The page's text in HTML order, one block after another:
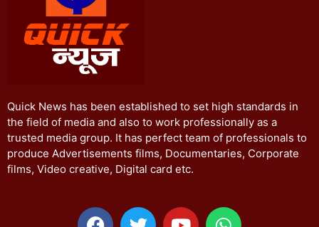
Quick News has been established to set high standards in
the field of media and also to work professionally as a
trusted media group. It has perfect team of professionals to
produce Advertisements films, Documentaries, Corporate
films, Video creative, Digital card etc.